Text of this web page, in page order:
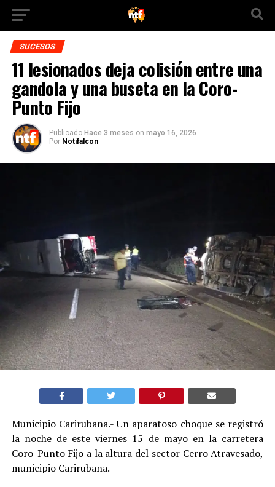
SUCESOS
11 lesionados deja colisión entre una
gandola y una buseta en la Coro-
Punto Fijo
Publicado Hace 3 meses on mayo 16, 2026
Por Notifalcon
Municipio Carirubana.- Un aparatoso choque se registró
la noche de este viernes 15 de mayo en la carretera
Coro-Punto Fijo a la altura del sector Cerro Atravesado,
municipio Carirubana.